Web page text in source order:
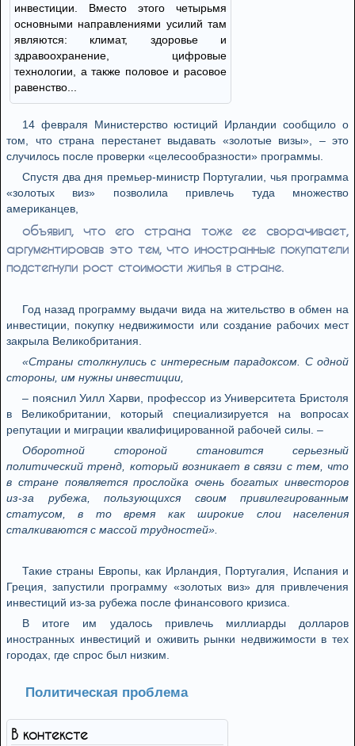
инвестиции. Вместо этого четырьмя
основными направлениями усилий там
являются: климат, здоровье и
здравоохранение, цифровые
технологии, а также половое и расовое
равенство...
14 февраля Министерство юстиций Ирландии сообщило о
том, что страна перестанет выдавать «золотые визы», – это
случилось после проверки «целесообразности» программы.
Спустя два дня премьер-министр Португалии, чья программа
«золотых виз» позволила привлечь туда множество
американцев,
объявил, что его страна тоже ее сворачивает,
аргументировав это тем, что иностранные покупатели
подстегнули рост стоимости жилья в стране.
Год назад программу выдачи вида на жительство в обмен на
инвестиции, покупку недвижимости или создание рабочих мест
закрыла Великобритания.
«Страны столкнулись с интересным парадоксом. С одной
стороны, им нужны инвестиции,
– пояснил Уилл Харви, профессор из Университета Бристоля
в Великобритании, который специализируется на вопросах
репутации и миграции квалифицированной рабочей силы. –
Оборотной стороной становится серьезный
политический тренд, который возникает в связи с тем, что
в стране появляется прослойка очень богатых инвесторов
из-за рубежа, пользующихся своим привилегированным
статусом, в то время как широкие слои населения
сталкиваются с массой трудностей».
Такие страны Европы, как Ирландия, Португалия, Испания и
Греция, запустили программу «золотых виз» для привлечения
инвестиций из-за рубежа после финансового кризиса.
В итоге им удалось привлечь миллиарды долларов
иностранных инвестиций и оживить рынки недвижимости в тех
городах, где спрос был низким.
Политическая проблема
В контексте